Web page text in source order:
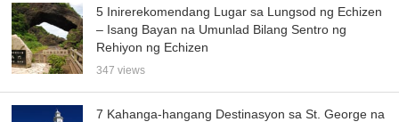
5 Inirerekomendang Lugar sa Lungsod ng Echizen
– Isang Bayan na Umunlad Bilang Sentro ng
Rehiyon ng Echizen
347 views
7 Kahanga-hangang Destinasyon sa St. George na